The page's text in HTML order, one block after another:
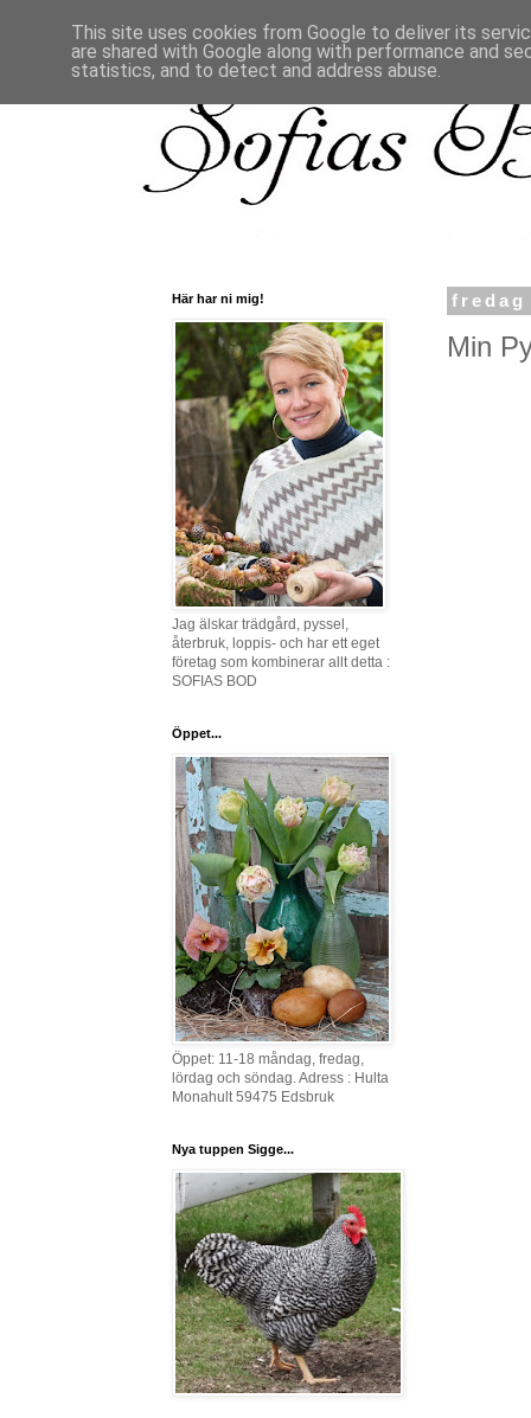
fredag
Min
Här har ni mig!
Jag älskar trädgård, pyssel,
återbruk, loppis- och har ett eget
företag som kombinerar allt detta :
SOFIAS BOD
Öppet...
Öppet: 11-18 måndag, fredag,
lördag och söndag. Adress : Hulta
Monahult 59475 Edsbruk
Nya tuppen Sigge...
This site uses cookies from Google to deliver its
are shared with Google along with performance and
statistics, and to detect and address abuse.